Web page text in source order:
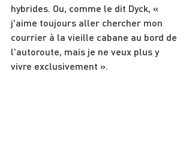
hybrides. Ou, comme le dit Dyck, «
j'aime toujours aller chercher mon
courrier à la vieille cabane au bord de
l'autoroute, mais je ne veux plus y
vivre exclusivement ».